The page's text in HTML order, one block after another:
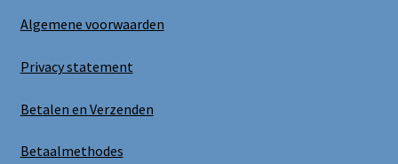
Algemene voorwaarden
Privacy statement
Betalen en Verzenden
Betaalmethodes